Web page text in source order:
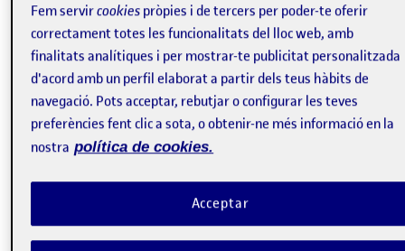
meteorológicas: se ve mi cabeza y mi pelo bajo los
efectos del viento.
8. No sé.
Torso de persona en blanco y negro
aplicándose una masa untuosa en la tez.
Reproductor
de
Fem servircookies pròpies i de tercers per poder-te oferir
correctament totes les funcionalitats del lloc web, amb
finalitats analítiques i per mostrar-te publicitat personalitzada
d'acord amb un perfil elaborat a partir dels teus hàbits de
navegació. Pots acceptar, rebutjar o configurar les teves
preferències fent clic a sota, o obtenir-ne més informació en la
nostra política de cookies.
Acceptar